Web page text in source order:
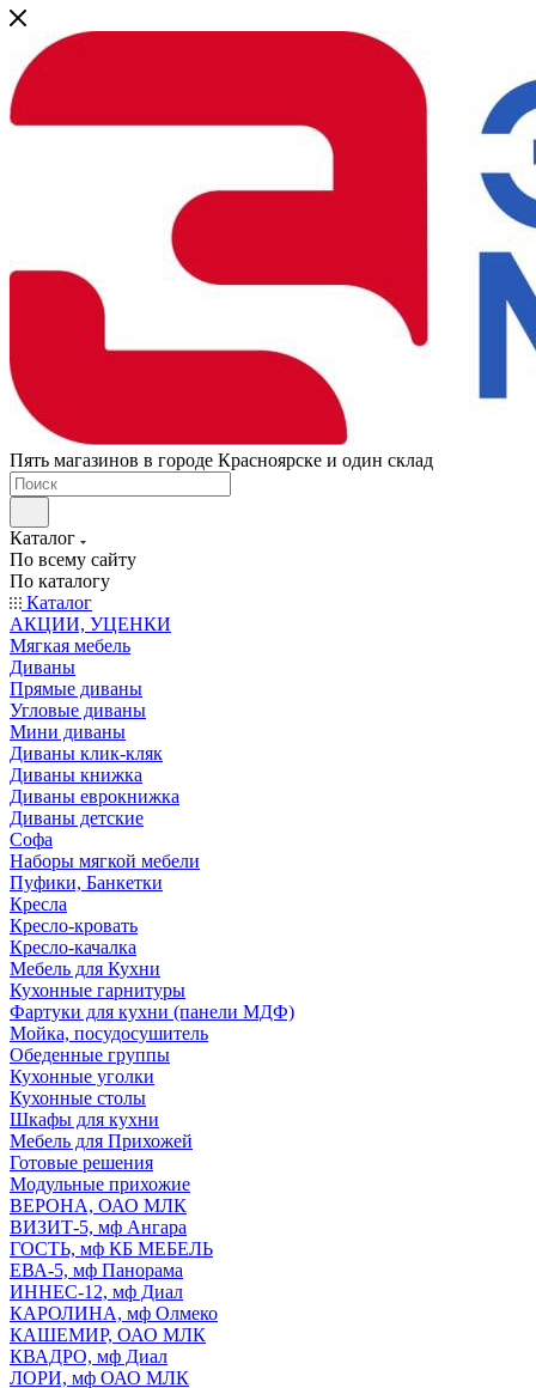
Пять магазинов в городе Красноярске и один склад
Каталог
По всему сайту
По каталогу
Каталог
АКЦИИ, УЦЕНКИ
Мягкая мебель
Диваны
Прямые диваны
Угловые диваны
Мини диваны
Диваны клик-кляк
Диваны книжка
Диваны еврокнижка
Диваны детские
Софа
Наборы мягкой мебели
Пуфики, Банкетки
Кресла
Кресло-кровать
Кресло-качалка
Мебель для Кухни
Кухонные гарнитуры
Фартуки для кухни (панели МДФ)
Мойка, посудосушитель
Обеденные группы
Кухонные уголки
Кухонные столы
Шкафы для кухни
Мебель для Прихожей
Готовые решения
Модульные прихожие
ВЕРОНА, ОАО МЛК
ВИЗИТ-5, мф Ангара
ГОСТЬ, мф КБ МЕБЕЛЬ
ЕВА-5, мф Панорама
ИННЕС-12, мф Диал
КАРОЛИНА, мф Олмеко
КАШЕМИР, ОАО МЛК
КВАДРО, мф Диал
ЛОРИ, мф ОАО МЛК